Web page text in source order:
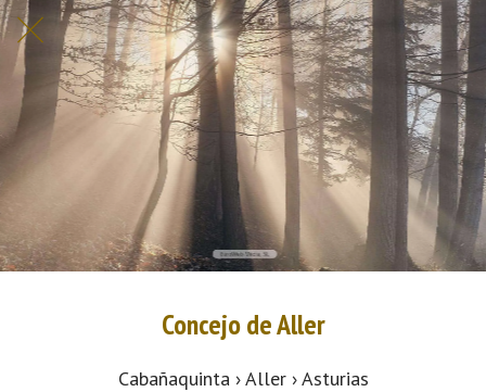
Concejo de Aller
Cabañaquinta › Aller › Asturias